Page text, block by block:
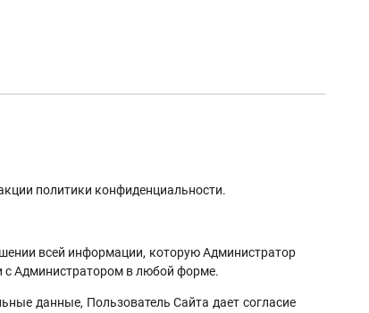
политики конфиденциальности.
всей информации, которую Администратор
с Администратором в любой форме.
данные, Пользователь Сайта дает согласие